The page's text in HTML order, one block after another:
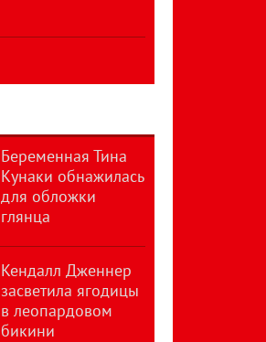
Беременная Тина
Кунаки обнажилась
для обложки
глянца
Кендалл Дженнер
засветила ягодицы
в леопардовом
бикини